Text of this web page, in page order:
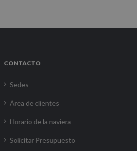
CONTACTO
Sedes
Área de clientes
Horario de la naviera
Solicitar Presupuesto